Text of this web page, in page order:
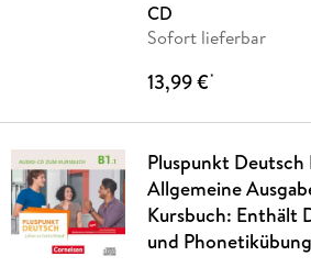
CD
Sofort lieferbar
13,99 €*
Pluspunkt Deutsch
Allgemeine
Kursbuch: Enthält
und